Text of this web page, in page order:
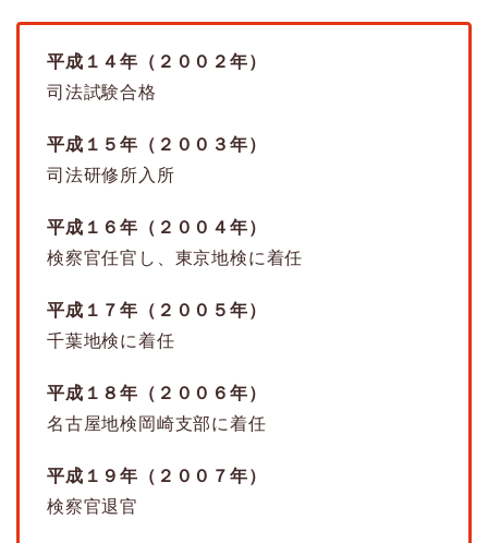
平成１４年（２００２年）
司法試験合格
平成１５年（２００３年）
司法研修所入所
平成１６年（２００４年）
検察官任官し、東京地検に着任
平成１７年（２００５年）
千葉地検に着任
平成１８年（２００６年）
名古屋地検岡崎支部に着任
平成１９年（２００７年）
検察官退官